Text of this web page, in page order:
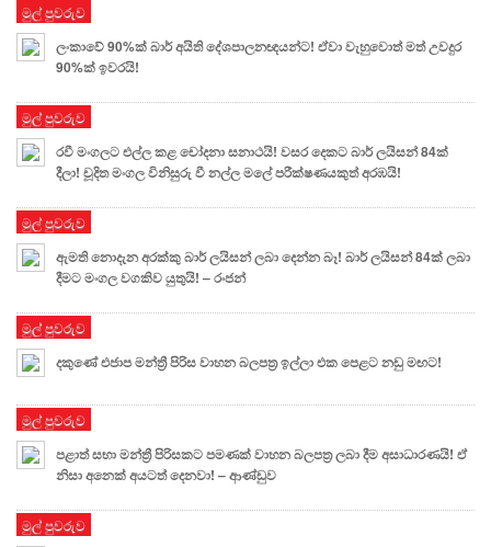
මුල් පුවරුව
ලංකාවේ 90%ක් බාර් අයිති දේශපාලනඥයන්ට! ඒවා වැහුවොත් මත් උවදුර
90%ක් ඉවරයි!
මුල් පුවරුව
රවී මංගලට එල්ල කළ චෝදනා සනාථයි! වසර දෙකට බාර් ලයිසන් 84ක්
දීලා! චූදිත මංගල විනිසුරු වී නල්ල මලේ පරීක්ෂණයකුත් අරඹයි!
මුල් පුවරුව
ඇමති නොදැන අරක්කු බාර් ලයිසන් ලබා දෙන්න බෑ! බාර් ලයිසන් 84ක් ලබා
දීමට මංගල වගකිව යුතුයි! – රංජන්
මුල් පුවරුව
දකුණේ එජාප මන්ත්‍රී පිරිස වාහන බලපත්‍ර ඉල්ලා එක පෙළට නඩු මඟට!
මුල් පුවරුව
පළාත් සභා මන්ත්‍රී පිරිසකට පමණක් වාහන බලපත්‍ර ලබා දීම අසාධාරණයි! ඒ
නිසා අනෙක් අයටත් දෙනවා! – ආණ්ඩුව
මුල් පුවරුව